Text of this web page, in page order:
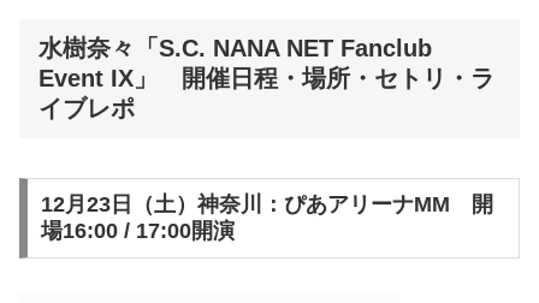
水樹奈々「S.C. NANA NET Fanclub
Event IX」 開催日程・場所・セトリ・ラ
イブレポ
12月23日（土）神奈川：ぴあアリーナMM 開
場16:00 / 17:00開演